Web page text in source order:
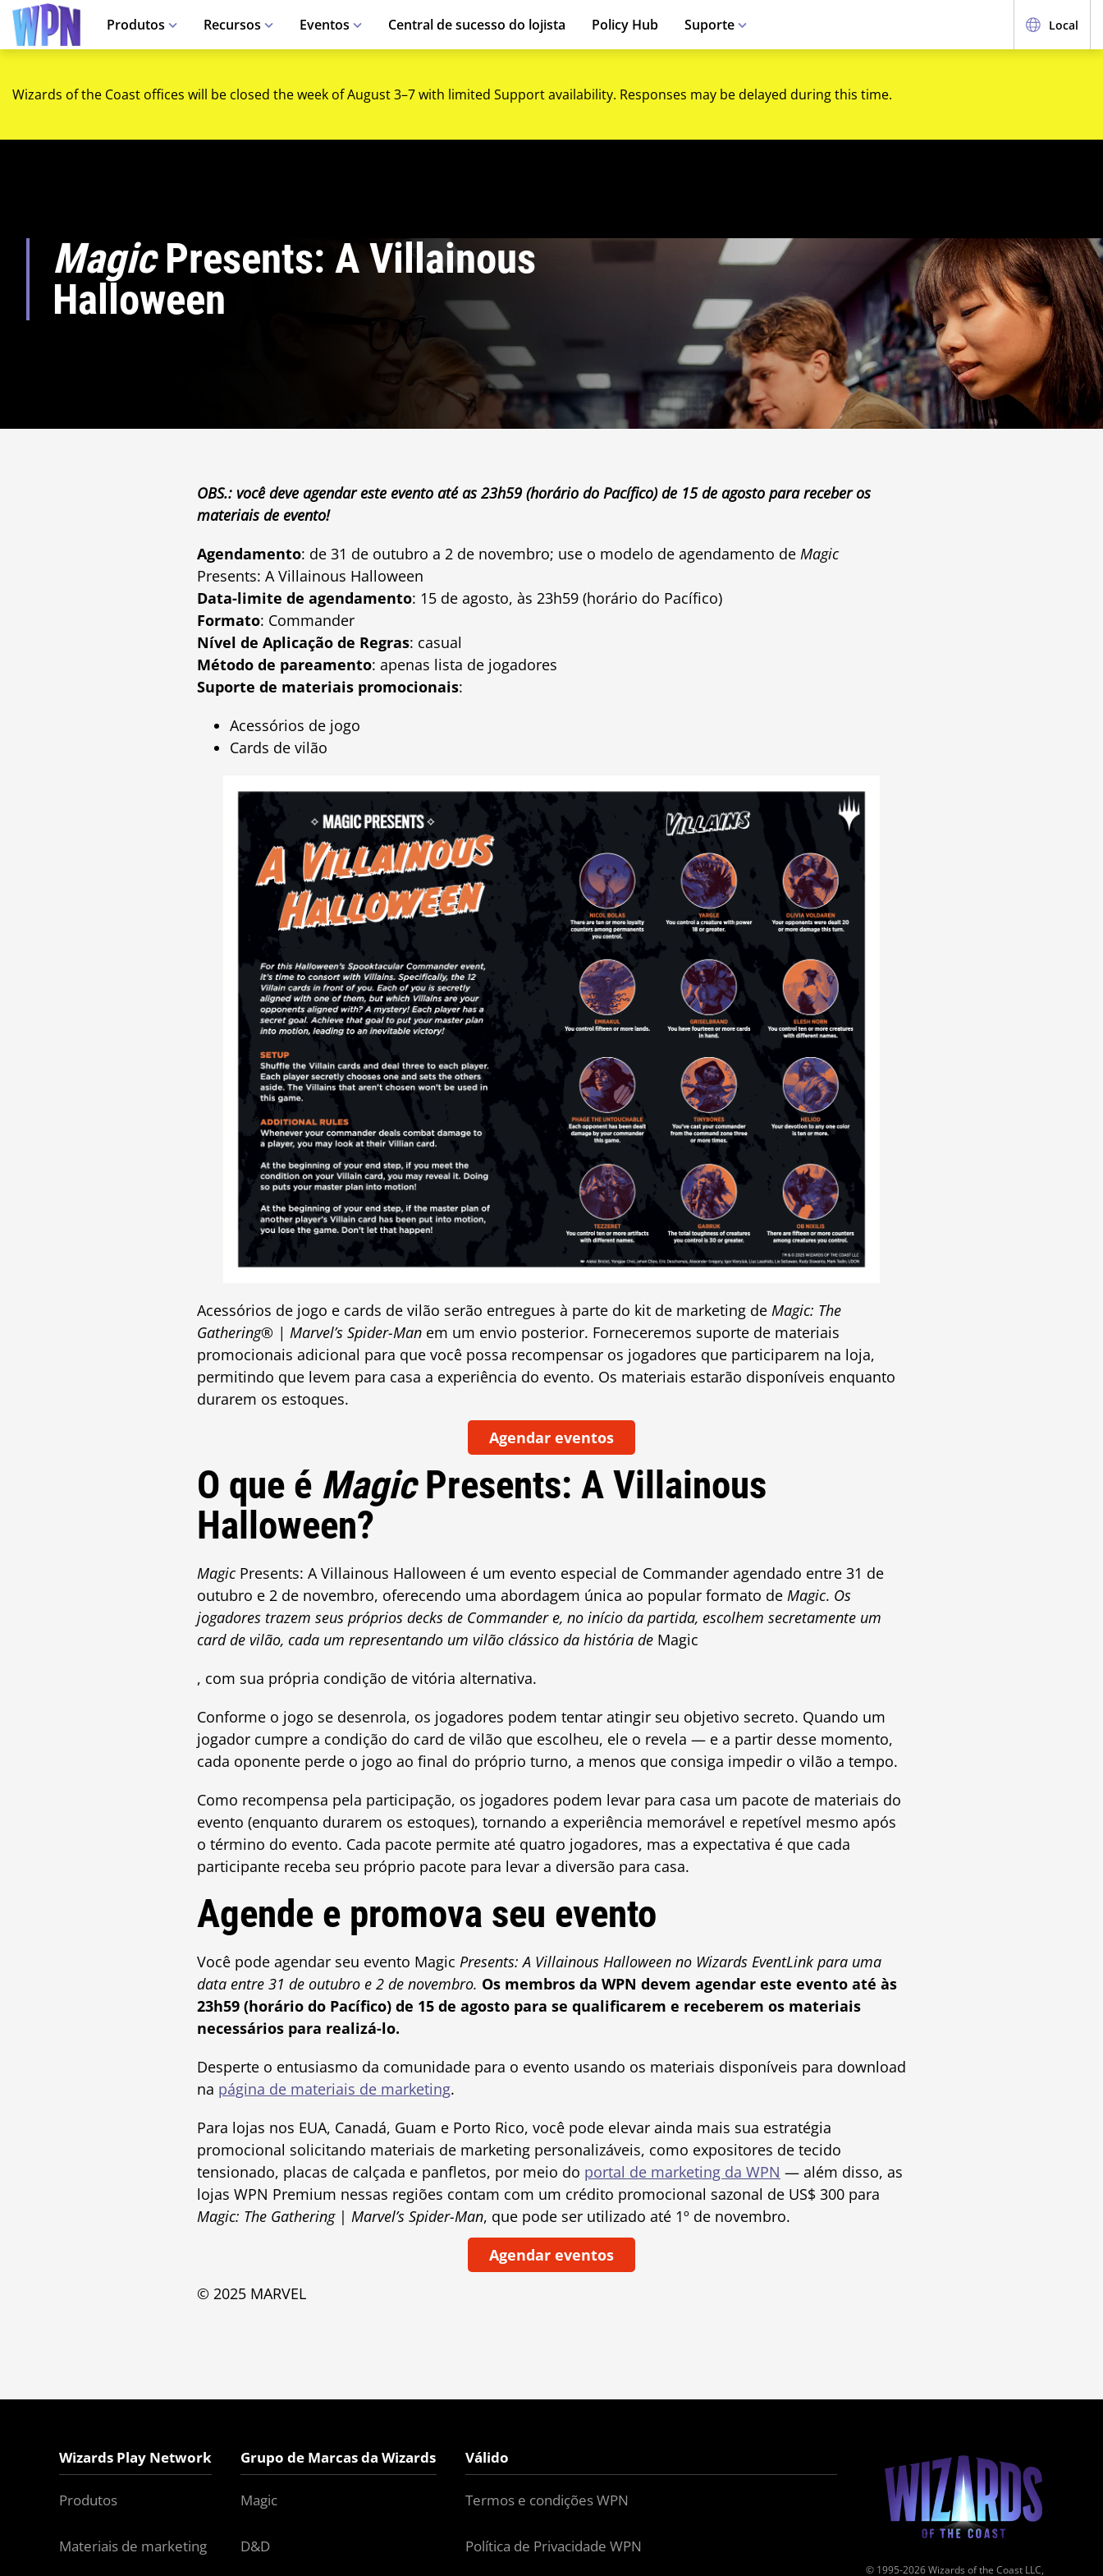
Produtos Recursos Eventos Central de sucesso do lojista Policy Hub Suporte Local
Wizards of the Coast offices will be closed the week of August 3–7 with limited Support availability. Responses may be delayed during this time.
MagicPresents: A Villainous
Halloween
OBS.: você deve agendar este evento até as 23h59 (horário do Pacífico) de 15 de agosto para receber os
materiais de evento!
Agendamento: de 31 de outubro a 2 de novembro; use o modelo de agendamento de Magic
Presents: A Villainous Halloween
Data-limite de agendamento: 15 de agosto, às 23h59 (horário do Pacífico)
Formato: Commander
Nível de Aplicação de Regras: casual
Método de pareamento: apenas lista de jogadores
Suporte de materiais promocionais:
Acessórios de jogo
Cards de vilão
Acessórios de jogo e cards de vilão serão entregues à parte do kit de marketing de Magic: The
Gathering® | Marvel’s Spider-Man em um envio posterior. Forneceremos suporte de materiais
promocionais adicional para que você possa recompensar os jogadores que participarem na loja,
permitindo que levem para casa a experiência do evento. Os materiais estarão disponíveis enquanto
durarem os estoques.
Agendar eventos
O que é MagicPresents: A Villainous
Halloween?
MagicPresents: A Villainous Halloween é um evento especial de Commander agendado entre 31 de
outubro e 2 de novembro, oferecendo uma abordagem única ao popular formato de Magic. Os
jogadores trazem seus próprios decks de Commander e, no início da partida, escolhem secretamente um
card de vilão, cada um representando um vilão clássico da história de Magic
, com sua própria condição de vitória alternativa.
Conforme o jogo se desenrola, os jogadores podem tentar atingir seu objetivo secreto. Quando um
jogador cumpre a condição do card de vilão que escolheu, ele o revela — e a partir desse momento,
cada oponente perde o jogo ao final do próprio turno, a menos que consiga impedir o vilão a tempo.
Como recompensa pela participação, os jogadores podem levar para casa um pacote de materiais do
evento (enquanto durarem os estoques), tornando a experiência memorável e repetível mesmo após
o término do evento. Cada pacote permite até quatro jogadores, mas a expectativa é que cada
participante receba seu próprio pacote para levar a diversão para casa.
Agende e promova seu evento
Você pode agendar seu evento Magic Presents: A Villainous Halloween no Wizards EventLink para uma
data entre 31 de outubro e 2 de novembro. Os membros da WPN devem agendar este evento até às
23h59 (horário do Pacífico) de 15 de agosto para se qualificarem e receberem os materiais
necessários para realizá-lo.
Desperte o entusiasmo da comunidade para o evento usando os materiais disponíveis para download
na página de materiais de marketing.
Para lojas nos EUA, Canadá, Guam e Porto Rico, você pode elevar ainda mais sua estratégia
promocional solicitando materiais de marketing personalizáveis, como expositores de tecido
tensionado, placas de calçada e panfletos, por meio do portal de marketing da WPN — além disso, as
lojas WPN Premium nessas regiões contam com um crédito promocional sazonal de US$ 300 para
Magic: The Gathering| Marvel’s Spider-Man, que pode ser utilizado até 1º de novembro.
Agendar eventos
© 2025 MARVEL
Wizards Play Network
Produtos
Materiais de marketing
Grupo de Marcas da Wizards
Magic
D&D
Válido
Termos e condições WPN
Política de Privacidade WPN
© 1995-2026 Wizards of the Coast LLC,